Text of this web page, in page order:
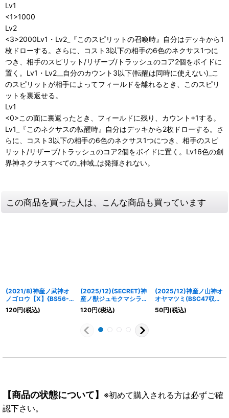
Lv1
<1>1000
Lv2
<3>2000Lv1・Lv2_『このスピリットの召喚時』自分はデッキから1
枚ドローする。さらに、コスト3以下の相手の6色のネクサス1つに
つき、相手のスピリット/リザーブ/トラッシュのコア2個をボイドに
置く。Lv1・Lv2__自分のカウント3以下(転醒は同時に使えない)_こ
のスピリットが相手によってフィールドを離れるとき、このスピリ
ットを裏返せる。
Lv1
<0>この面に裏返ったとき、フィールドに残り、カウント+1する。
Lv1_『このネクサスの転醒時』自分はデッキから2枚ドローする。さ
らに、コスト3以下の相手の6色のネクサス1つにつき、相手のスピ
リット/リザーブ/トラッシュのコア2個をボイドに置く。Lv16色の創
界神ネクサスすべての_神域_は発揮されない。
この商品を買った人は、こんな商品も買っています
(2021/8)神産ノ武神オ
ノゴロウ【X】{BS56-
X03}《緑》
120円(税込)
(2025/12)(SECRET)神
産ノ獣ジュモクマシラ/
イザナギの神産神殿
(BSC47収録)【転醒R-
027a/BS55-027b}
120円(税込)
(2025/12)神産ノ山神オ
オヤマツミ(BSC47収録)
【C】{BS55-039}
《緑》
50円(税込)
【商品の状態について】 ※初めて購入される方は必ずご確
認下さい。